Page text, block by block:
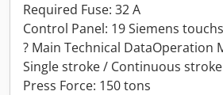
Required Fuse: 32 A
Control Panel: 19 Siemens
? Main Technical DataOperation
Single stroke / Continuous stroke
Press Force: 150 tons